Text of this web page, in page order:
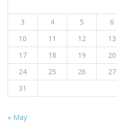
3
4 5 6
10
11 12 13
17
18 19 20
24
25 26 27
31
« May